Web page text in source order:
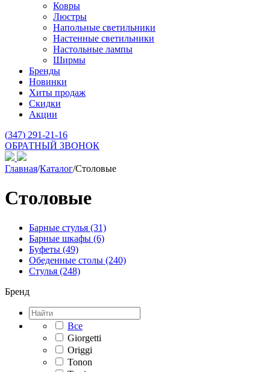
Ковры
Люстры
Напольные светильники
Настенные светильники
Настольные лампы
Ширмы
Бренды
Новинки
Хиты продаж
Скидки
Акции
(347) 291-21-16
ОБРАТНЫЙ ЗВОНОК
Главная/Каталог/Столовые
Столовые
Барные стулья (31)
Барные шкафы (6)
Буфеты (49)
Обеденные столы (240)
Стулья (248)
Бренд
Все
Giorgetti
Origgi
Tonon